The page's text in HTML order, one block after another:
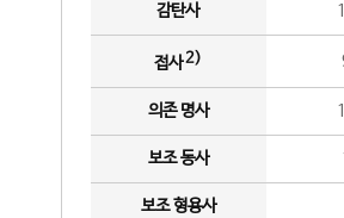
감탄사
접사2)
의존 명사
보조 동사
보조 형용사